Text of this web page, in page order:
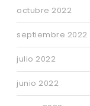
octubre 2022
septiembre 2022
julio 2022
junio 2022